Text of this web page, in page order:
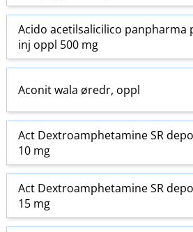
Acido acetilsalicilico panpharma
inj oppl 500 mg
Aconit wala øredr, oppl
Act Dextroamphetamine SR
10 mg
Act Dextroamphetamine SR
15 mg